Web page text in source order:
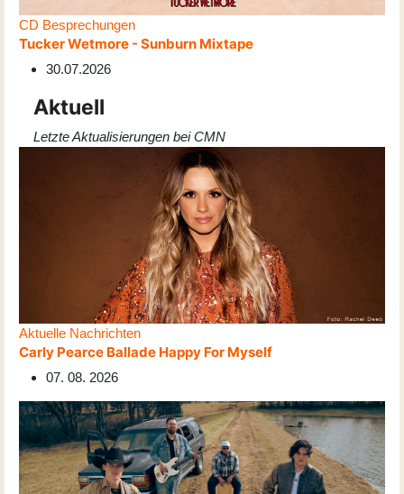
CD Besprechungen
Tucker Wetmore - Sunburn Mixtape
30.07.2026
Aktuell
Letzte Aktualisierungen bei CMN
Aktuelle Nachrichten
Carly Pearce Ballade Happy For Myself
07. 08. 2026